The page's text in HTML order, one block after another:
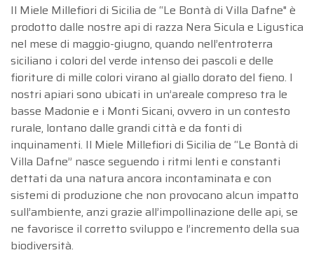
Il Miele Millefiori di Sicilia de “Le Bontà di Villa Dafne" è
prodotto dalle nostre api di razza Nera Sicula e Ligustica
nel mese di maggio-giugno, quando nell’entroterra
siciliano i colori del verde intenso dei pascoli e delle
fioriture di mille colori virano al giallo dorato del fieno. I
nostri apiari sono ubicati in un’areale compreso tra le
basse Madonie e i Monti Sicani, ovvero in un contesto
rurale, lontano dalle grandi città e da fonti di
inquinamenti. Il Miele Millefiori di Sicilia de “Le Bontà di
Villa Dafne” nasce seguendo i ritmi lenti e constanti
dettati da una natura ancora incontaminata e con
sistemi di produzione che non provocano alcun impatto
sull’ambiente, anzi grazie all’impollinazione delle api, se
ne favorisce il corretto sviluppo e l’incremento della sua
biodiversità.